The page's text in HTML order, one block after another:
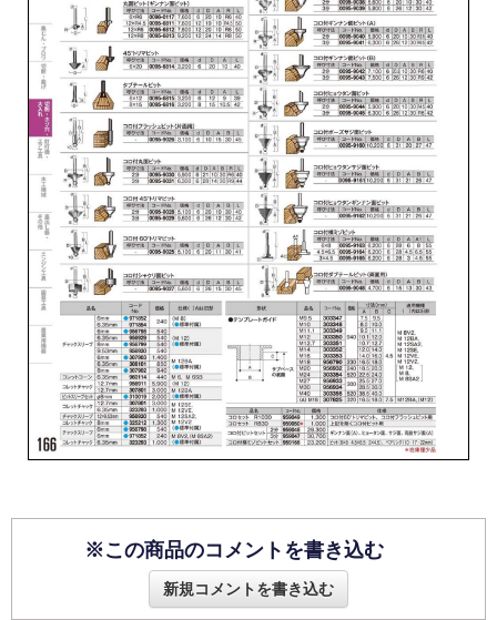
※この商品のコメントを書き込む
新規コメントを書き込む